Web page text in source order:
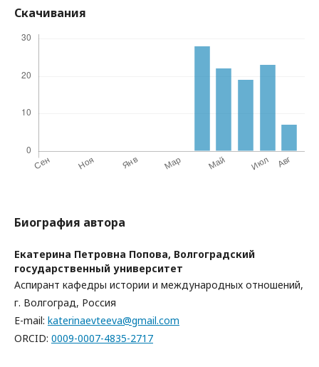
Скачивания
Биография автора
Екатерина Петровна Попова, Волгоградский
государственный университет
Аспирант кафедры истории и международных отношений,
г. Волгоград, Россия
E-mail: katerinaevteeva@gmail.com
ORCID: 0009-0007-4835-2717